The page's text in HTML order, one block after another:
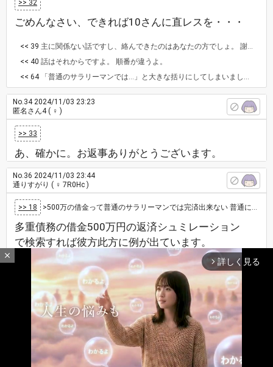
最新レスへ 上へ 下へ
>> 32
ごめんなさい、できれば10さんに直レスを・・・
<< 39 主に関係ない話ですし、絡んできたのはあなたの方でしょ。 謝りなさいよ。
<< 40 話はそれからですよ。 順番が違うよ。
<< 64「普通のサラリーマンでは…」と大きな括りにしてしまいましたが私が消費者金融に勤務していた事があり自己破産、弁護士介入和解を多く見てきました 大体、5社借り入れ250〜300万は自己破産非常に多い もう返す気力ないんですよ どう言い訳するか督促の電話から逃げる事ばかり 督促が厳しくない会社を優先して3ヶ月延滞とか当たり前にあります 更に長期に渡って1年間、入金しない人も大勢居ます 自己破産する前は限度額50万で月々返済額15000円 15000円を入金すると10000円の借入出来る枠が出来る 返済と同時に10000円借入する そんな人ばかり 車を購入、返済意思がしっかりしている人との借金とは違います
No.342024/11/03 23:23
匿名さん4( ♀ )
>> 33
あ、確かに。お返事ありがとうございます。
No.36 2024/11/03 23:44
通りすがり ( ♀ 7R0Hc )
>> 18 >500万の借金って普通のサラリーマンでは完済出来ない 普通にできるでしょ。 車買うだけでも、それくらいのローンは組むし、家な…
多重債務の借金500万円の返済シュミレーション
で検索すれば彼方此方に例が出ています。
以下は1つの例ですが
>毎月6万5,000円を返済し続けて借金500万円を完済
した場合の利息額や返済期間
>利息15%→返済回数295回→返済年数24年7ヵ月→
返済総額1900万5,195円→うち利息額1400万5,195
close
arrow_forward_ios 詳しく見る